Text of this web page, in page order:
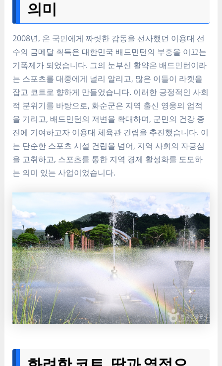
의미
2008년, 온 국민에게 짜릿한 감동을 선사했던 이용대 선
수의 금메달 획득은 대한민국 배드민턴의 부흥을 이끄는
기폭제가 되었습니다. 그의 눈부신 활약은 배드민턴이라
는 스포츠를 대중에게 널리 알리고, 많은 이들이 라켓을
잡고 코트로 향하게 만들었습니다. 이러한 긍정적인 사회
적 분위기를 바탕으로, 화순군은 지역 출신 영웅의 업적
을 기리고, 배드민턴의 저변을 확대하며, 군민의 건강 증
진에 기여하고자 이용대 체육관 건립을 추진했습니다. 이
는 단순한 스포츠 시설 건립을 넘어, 지역 사회의 자긍심
을 고취하고, 스포츠를 통한 지역 경제 활성화를 도모하
는 의미 있는 사업이었습니다.